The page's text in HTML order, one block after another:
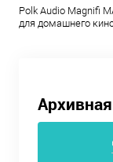
Polk Audio Magnifi
для домашнего